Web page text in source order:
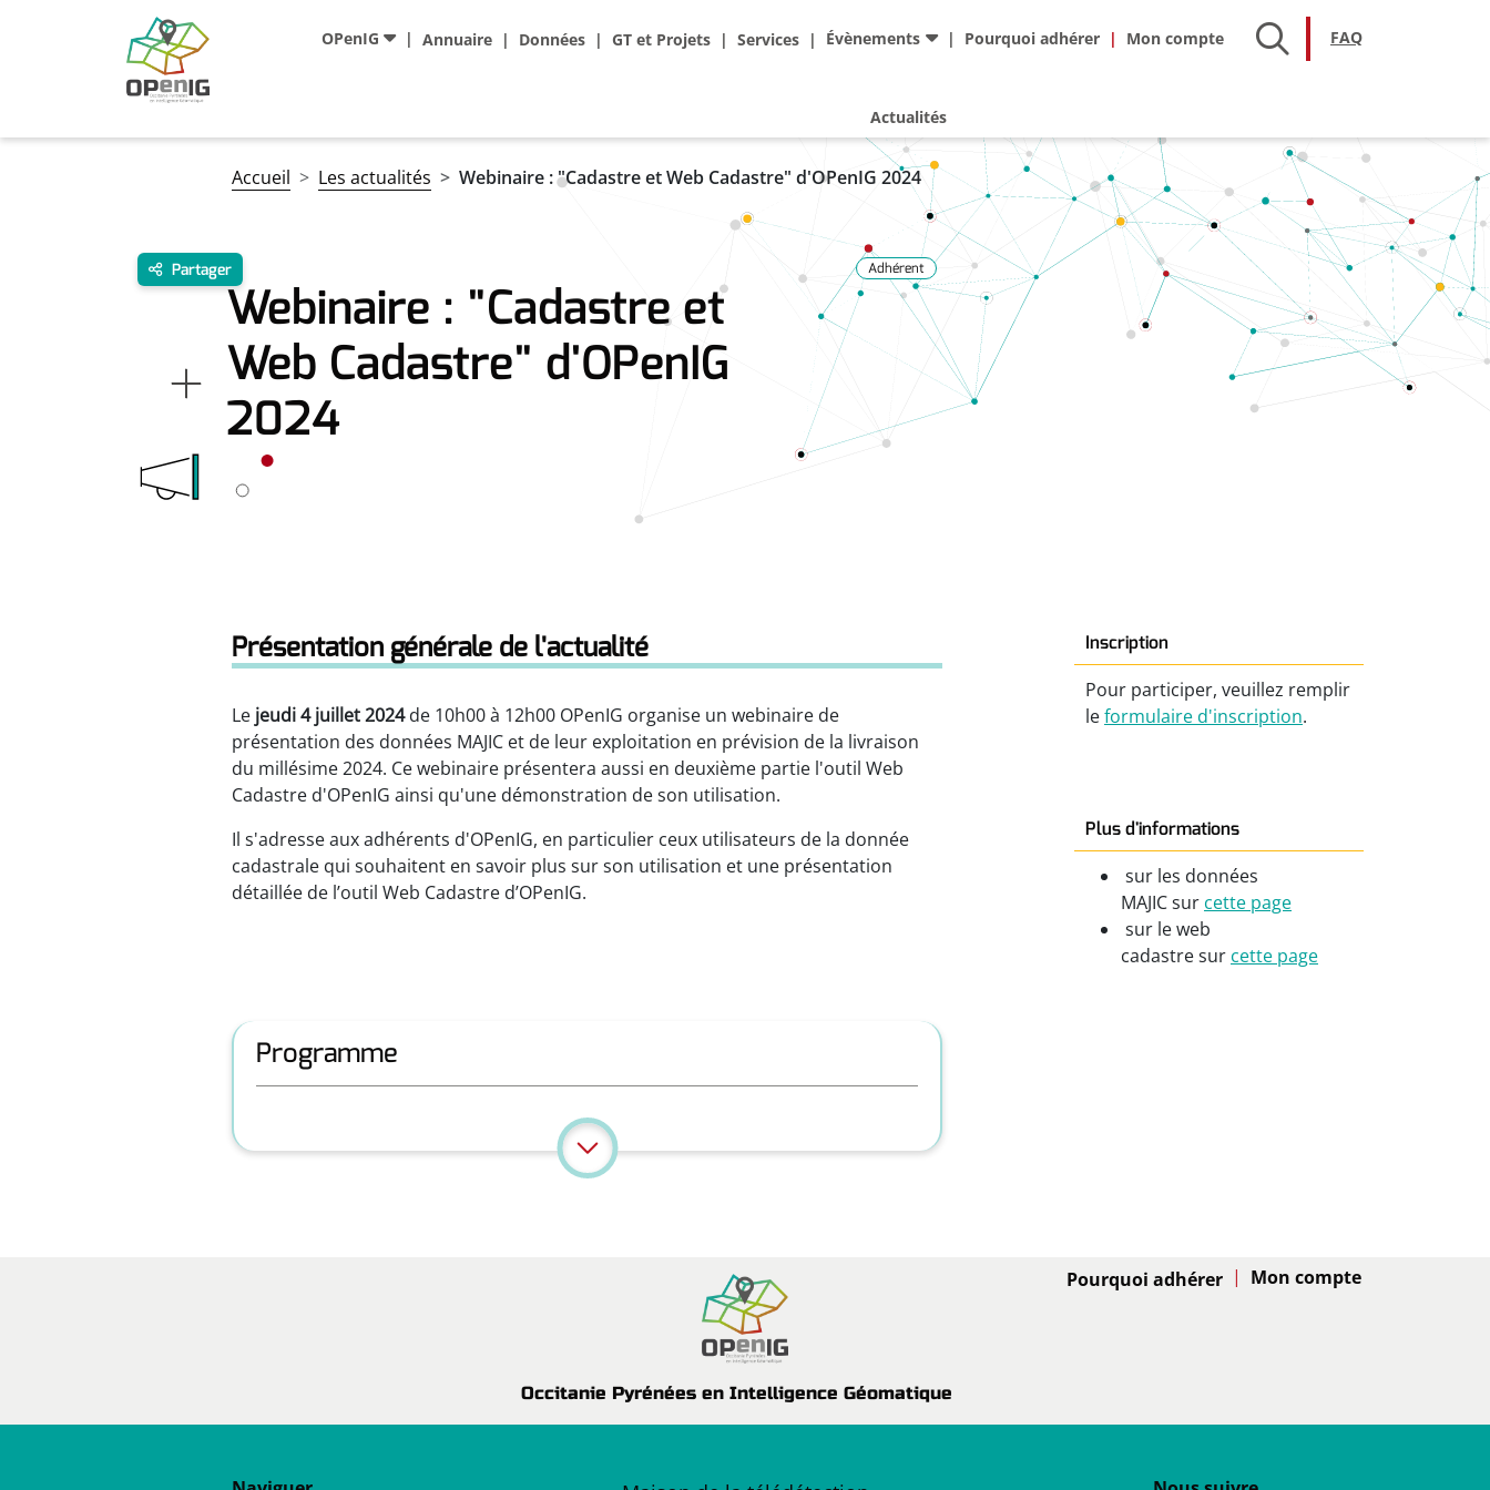
Aller au contenu principal
Navigation principale
OPenIG Annuaire Données GT et Projets Services Évènements
Actualités
Adhésion
Pourquoi adhérer FAQFAQ
Fil d'Ariane
Accueil Les actualités Webinaire : "Cadastre et Web Cadastre" d'OPenIG 2024
Webinaire : "Cadastre et
Web Cadastre" d'OPenIG
2024
Adhérent
Partager
Présentation générale de l'actualité
Le jeudi 4 juillet 2024de 10h00 à 12h00 OPenIG organise un webinaire de
présentation des données MAJIC et de leur exploitation en prévision de la livraison
du millésime 2024. Ce webinaire présentera aussi en deuxième partie l'outil Web
Cadastre d'OPenIG ainsi qu'une démonstration de son utilisation.
Il s'adresse aux adhérents d'OPenIG, en particulier ceux utilisateurs de la donnée
cadastrale qui souhaitent en savoir plus sur son utilisation et une présentation
détaillée de l’outil Web Cadastre d’OPenIG.
Programme
Inscription
Pour participer, veuillez remplir
leformulaire d'inscription.
Plus d'informations
sur les données
MAJIC sur cette page
sur le web
cadastre sur cette page
Occitanie Pyrénées en Intelligence Géomatique
Adhésion
Pourquoi adhérer